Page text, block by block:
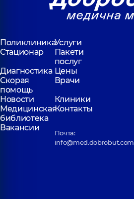
ПоликлиникаУслуги
Стационар
Пакети
послуг
Диагностика Цены
Скорая
помощь
Врачи
Новости
Клиники
Медицинская
библиотека
Контакты
Вакансии
Почта:
info@med.dobrobut.com